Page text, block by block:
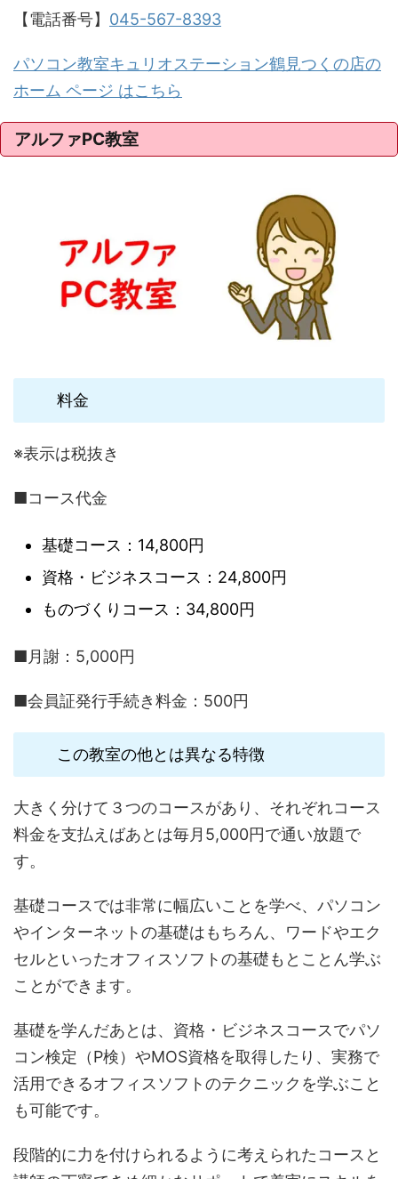
【電話番号】 045-567-8393
パソコン教室キュリオステーション鶴見つくの店の
ホーム ページ はこちら
アルファPC教室
料金
※表示は税抜き
■コース代金
基礎コース：14,800円
資格・ビジネスコース：24,800円
ものづくりコース：34,800円
■月謝：5,000円
■会員証発行手続き料金：500円
この教室の他とは異なる特徴
大きく分けて３つのコースがあり、それぞれコース
料金を支払えばあとは毎月5,000円で通い放題で
す。
基礎コースでは非常に幅広いことを学べ、パソコン
やインターネットの基礎はもちろん、ワードやエク
セルといったオフィスソフトの基礎もとことん学ぶ
ことができます。
基礎を学んだあとは、資格・ビジネスコースでパソ
コン検定（P検）やMOS資格を取得したり、実務で
活用できるオフィスソフトのテクニックを学ぶこと
も可能です。
段階的に力を付けられるように考えられたコースと